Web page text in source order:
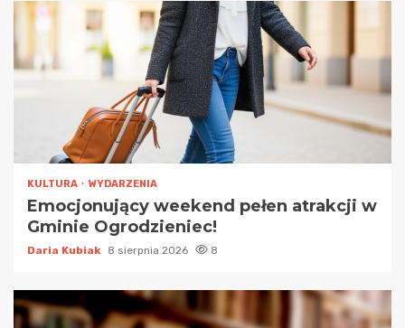
KULTURA WYDARZENIA
Emocjonujący weekend pełen atrakcji w
Gminie Ogrodzieniec!
Daria Kubiak 8 sierpnia 2026 8